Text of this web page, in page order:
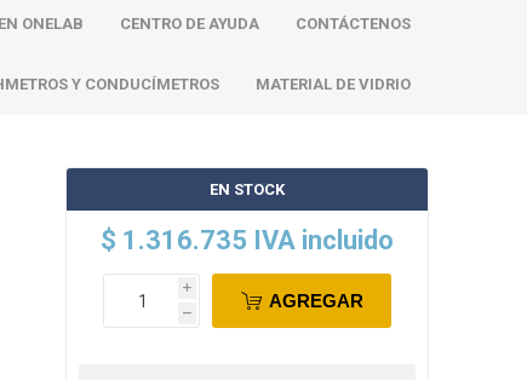
Atago
Thermo
Scientific
ONELAB CENTRO DE AYUDA CONTÁCTENOS
Y CONDUCÍMETROS MATERIAL DE VIDRIO
EN STOCK
$ 1.316.735 IVA incluido
i
h
AGREGAR